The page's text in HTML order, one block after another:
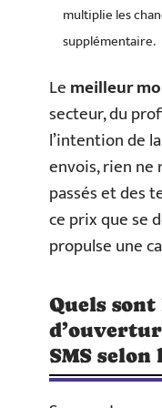
multiplie les
supplémentaire.
Lemeilleur
secteur, du
l’intention de
envois, rien ne
passés et des
ce prix que se
propulse une
Quels
SMS